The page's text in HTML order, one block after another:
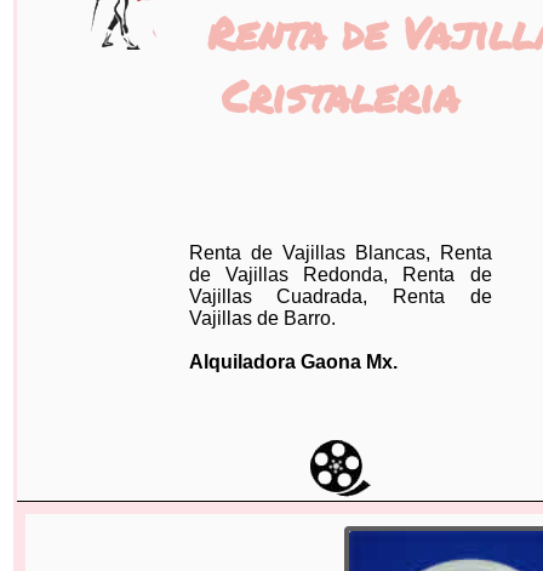
Renta de
Cristaleria
Renta de Vajillas Blancas, Renta
de Vajillas Redonda, Renta de
Vajillas Cuadrada, Renta de
Vajillas de Barro.
Alquiladora Gaona Mx.